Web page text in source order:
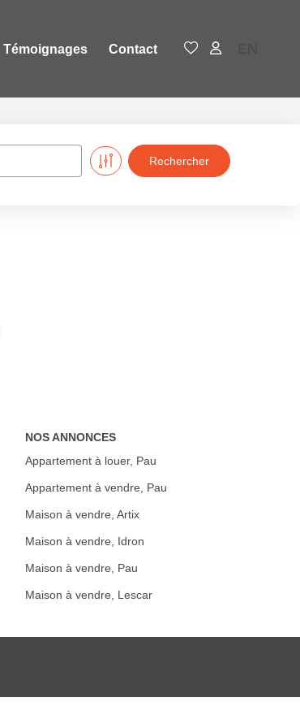
Témoignages Contact
NOS ANNONCES
Appartement à louer, Pau
Appartement à vendre, Pau
Maison à vendre, Artix
Maison à vendre, Idron
Maison à vendre, Pau
Maison à vendre, Lescar